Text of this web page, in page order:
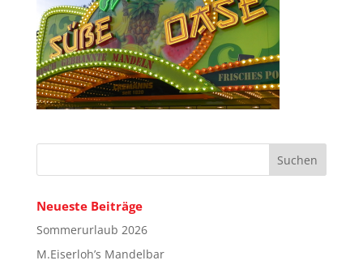
Neueste Beiträge
Sommerurlaub 2026
M.Eiserloh’s Mandelbar